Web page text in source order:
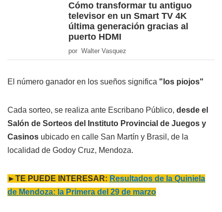
Cómo transformar tu antiguo
televisor en un Smart TV 4K
última generación gracias al
puerto HDMI
por Walter Vasquez
El número ganador en los sueños significa "los piojos"
Cada sorteo, se realiza ante Escribano Público, desde el
Salón de Sorteos del Instituto Provincial de Juegos y
Casinos ubicado en calle San Martín y Brasil, de la
localidad de Godoy Cruz, Mendoza.
►TE PUEDE INTERESAR: Resultados de la Quiniela
de Mendoza: la Primera del 29 de marzo